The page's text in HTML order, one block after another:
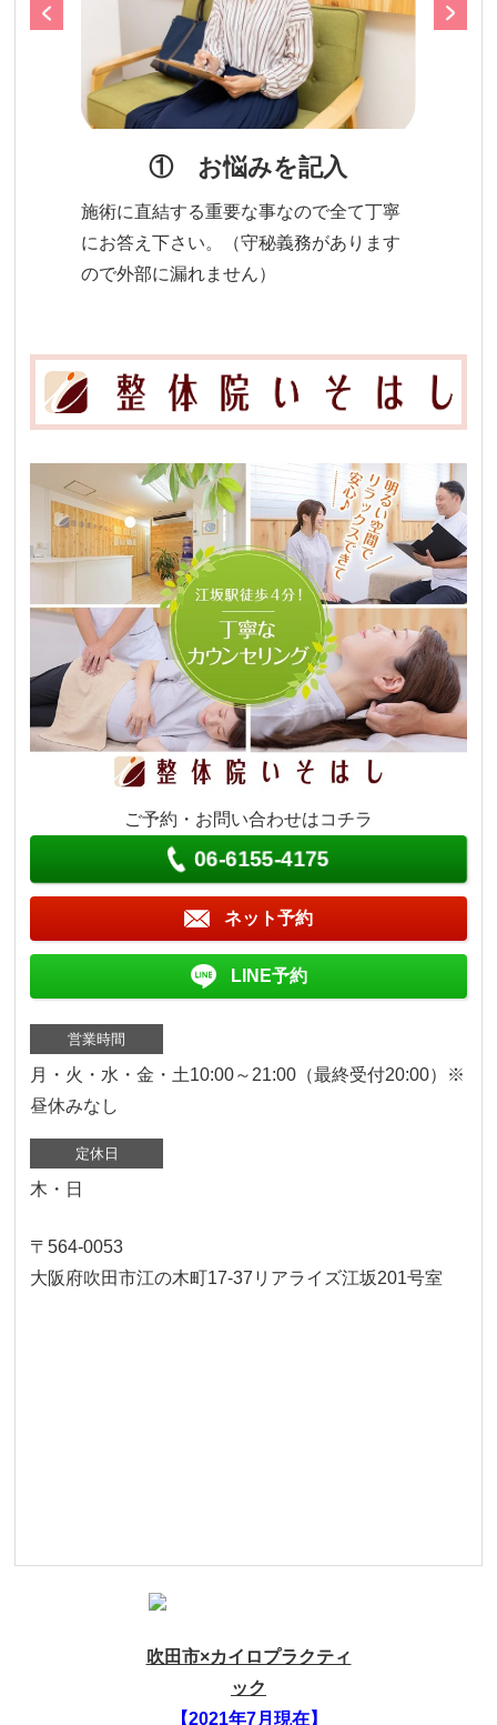
① お悩みを記入
施術に直結する重要な事なので全て丁寧
にお答え下さい。（守秘義務があります
ので外部に漏れません）
ご予約・お問い合わせはコチラ
06-6155-4175
ネット予約
LINE予約
営業時間
月・火・水・金・土10:00～21:00（最終受付20:00）※
昼休みなし
定休日
木・日
〒564-0053
大阪府吹田市江の木町17‐37リアライズ江坂201号室
吹田市×カイロプラクティ
ック
【2021年7月現在】